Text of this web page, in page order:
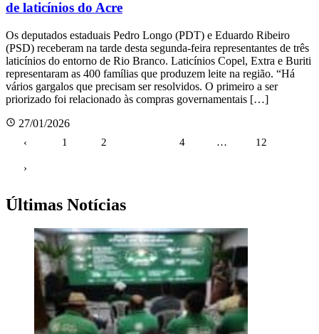
de laticínios do Acre
Os deputados estaduais Pedro Longo (PDT) e Eduardo Ribeiro
(PSD) receberam na tarde desta segunda-feira representantes de três
laticínios do entorno de Rio Branco. Laticínios Copel, Extra e Buriti
representaram as 400 famílias que produzem leite na região. “Há
vários gargalos que precisam ser resolvidos. O primeiro a ser
priorizado foi relacionado às compras governamentais […]
27/01/2026
Paginação
posts
‹ 1 2 4 … 12
›
Últimas Notícias